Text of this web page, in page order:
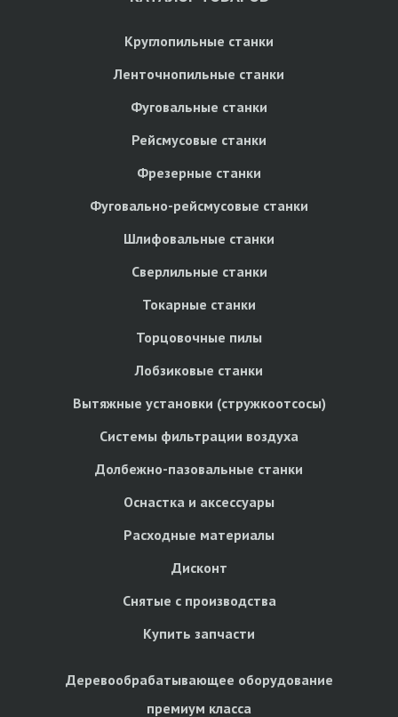
Круглопильные станки
Ленточнопильные станки
Фуговальные станки
Рейсмусовые станки
Фрезерные станки
Фуговально-рейсмусовые станки
Шлифовальные станки
Сверлильные станки
Токарные станки
Торцовочные пилы
Лобзиковые станки
Вытяжные установки (стружкоотсосы)
Системы фильтрации воздуха
Долбежно-пазовальные станки
Оснастка и аксессуары
Расходные материалы
Дисконт
Снятые с производства
Купить запчасти
Деревообрабатывающее оборудование
премиум класса